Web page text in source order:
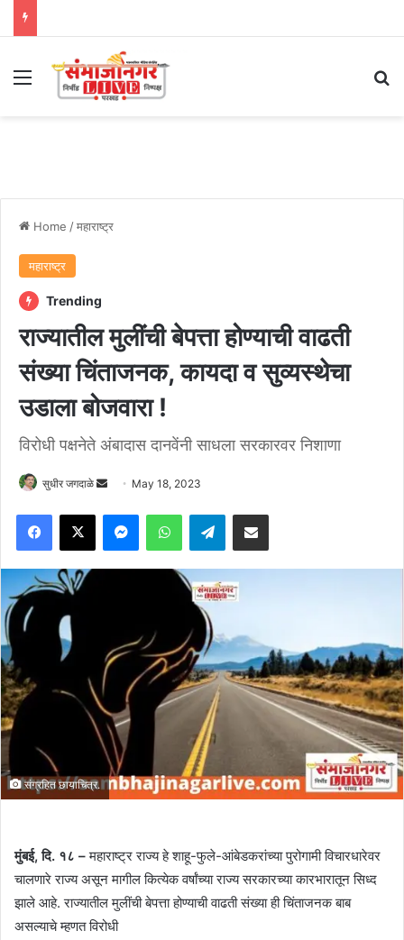
Menu
Home /महाराष्ट्र
महाराष्ट्र
Trending
राज्यातील मुलींची बेपत्ता होण्याची वाढती
संख्या चिंताजनक, कायदा व सुव्यस्थेचा
उडाला बोजवारा !
विरोधी पक्षनेते अंबादास दानवेंनी साधला सरकारवर निशाणा
सुधीर जगदाळे
Send
email
May 18, 2023
Facebook
X MessengerWhatsAppTelegramShare via Email
संग्रहित छायाचित्र.
मुंबई, दि. १८ –महाराष्ट्र राज्य हे शाहू-फुले-आंबेडकरांच्या पुरोगामी विचारधारेवर
चालणारे राज्य असून मागील कित्येक वर्षांच्या राज्य सरकारच्या कारभारातून सिध्द
झाले आहे. राज्यातील मुलींची बेपत्ता होण्याची वाढती संख्या ही चिंताजनक बाब
असल्याचे म्हणत विरोधी